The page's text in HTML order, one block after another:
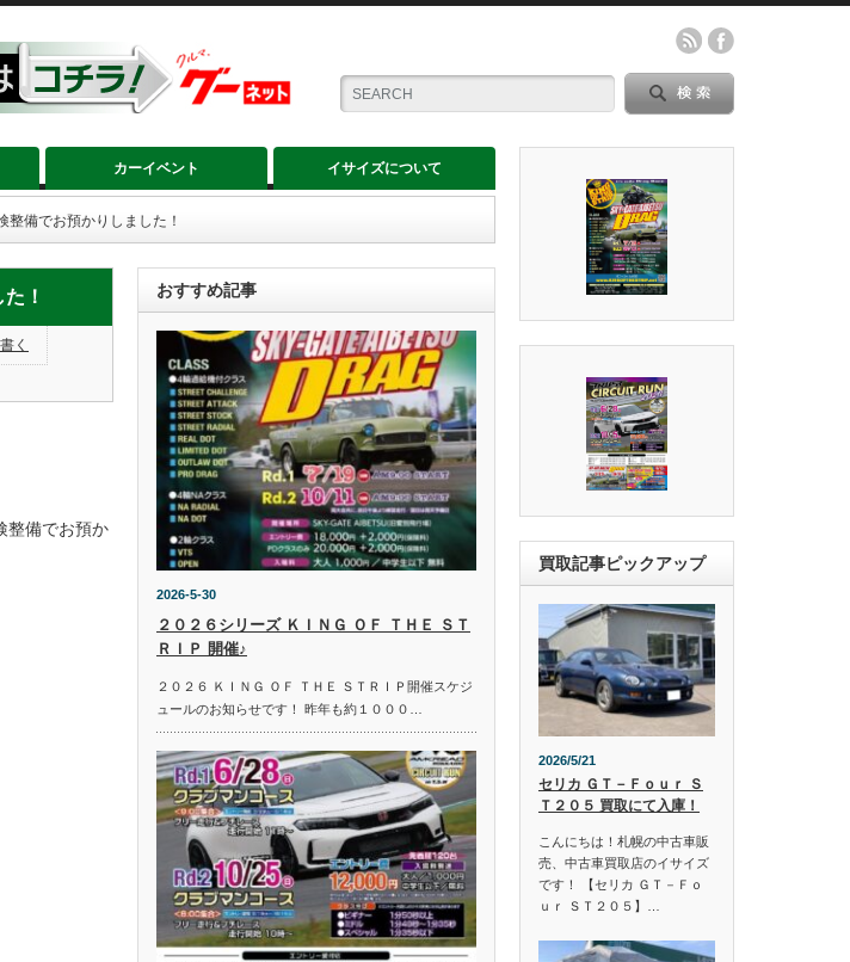
カーイベント イサイズについて
整備でお預かりしました！
！
く
整備でお預か
おすすめ記事
2026-5-30
２０２６シリーズ ＫＩＮＧ ＯＦ ＴＨＥ ＳＴ
ＲＩＰ 開催♪
２０２６ ＫＩＮＧ ＯＦ ＴＨＥ ＳＴＲＩＰ開催スケジ
ュールのお知らせです！ 昨年も約１０００…
買取記事ピックアップ
2026/5/21
セリカ ＧＴ－Ｆｏｕｒ Ｓ
Ｔ２０５ 買取にて入庫！
こんにちは！札幌の中古車販
売、中古車買取店のイサイズ
です！ 【セリカ ＧＴ－Ｆｏ
ｕｒ ＳＴ２０５】…